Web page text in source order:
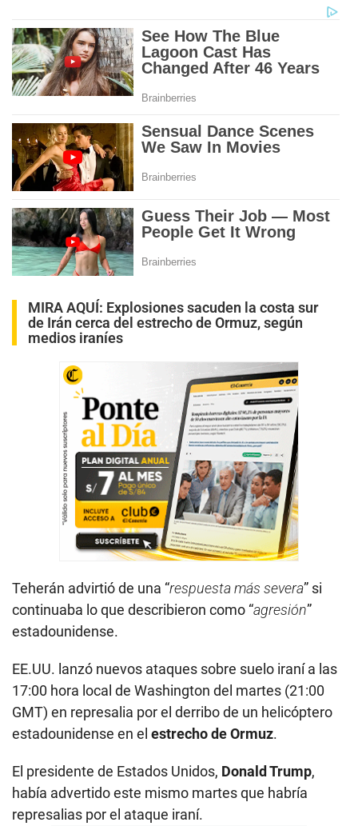
MIRA AQUÍ: Explosiones sacuden la costa sur
de Irán cerca del estrecho de Ormuz, según
medios iraníes
Teherán advirtió de una “respuesta más severa” si
continuaba lo que describieron como “agresión”
estadounidense.
EE.UU. lanzó nuevos ataques sobre suelo iraní a las
17:00 hora local de Washington del martes (21:00
GMT) en represalia por el derribo de un helicóptero
estadounidense en el estrecho de Ormuz.
El presidente de Estados Unidos, Donald Trump,
había advertido este mismo martes que habría
represalias por el ataque iraní.